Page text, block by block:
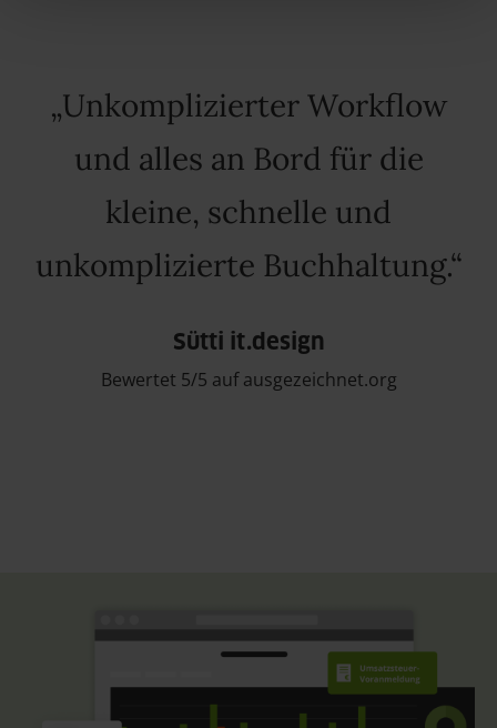
Unkomplizierter Workflow
und alles an Bord für die
kleine, schnelle und
unkomplizierte Buchhaltung.
Sütti it.design
Bewertet 5/5 auf ausgezeichnet.org